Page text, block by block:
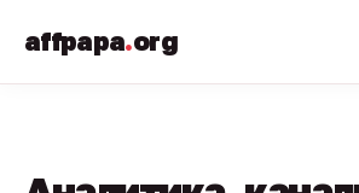
affpapa.org